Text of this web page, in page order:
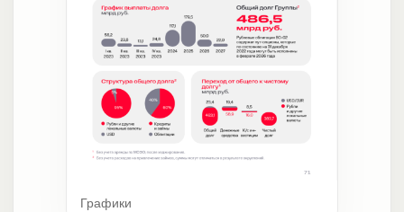
Графики